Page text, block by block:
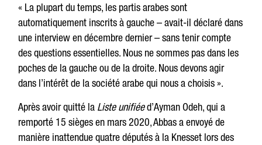
« La plupart du temps, les partis arabes sont
automatiquement inscrits à gauche – avait-il déclaré dans
une interview en décembre dernier – sans tenir compte
des questions essentielles. Nous ne sommes pas dans les
poches de la gauche ou de la droite. Nous devons agir
dans l’intérêt de la société arabe qui nous a choisis ».
Après avoir quitté la Liste unifiéed’Ayman Odeh, qui a
remporté 15 sièges en mars 2020, Abbas a envoyé de
manière inattendue quatre députés à la Knesset lors des